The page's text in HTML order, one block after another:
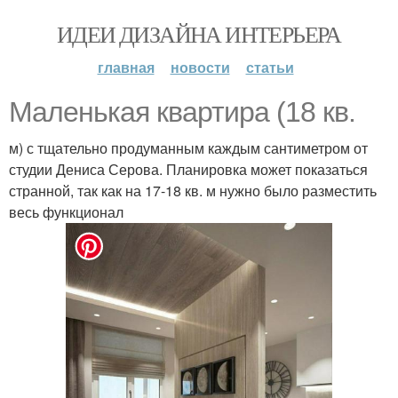
ИДЕИ ДИЗАЙНА ИНТЕРЬЕРА
главная новости статьи
Маленькая квартира (18 кв.
м) с тщательно продуманным каждым сантиметром от
студии Дениса Серова. Планировка может показаться
странной, так как на 17-18 кв. м нужно было разместить
весь функционал